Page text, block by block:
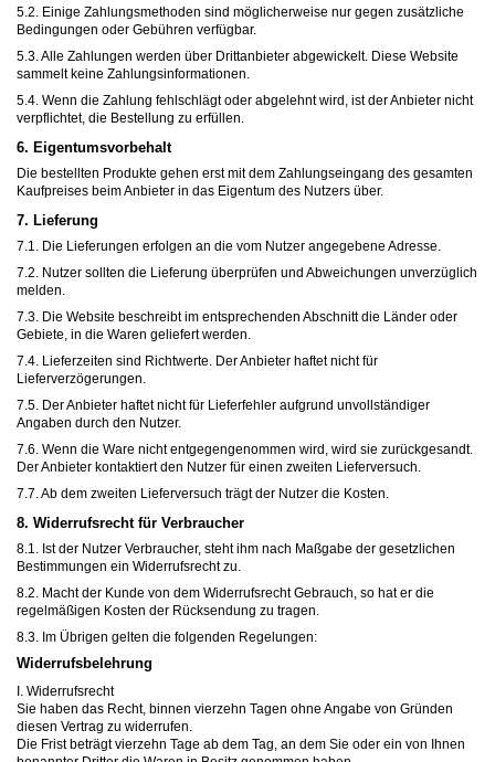
5.2. Einige Zahlungsmethoden sind möglicherweise nur gegen zusätzliche
Bedingungen oder Gebühren verfügbar.
5.3. Alle Zahlungen werden über Drittanbieter abgewickelt. Diese Website
sammelt keine Zahlungsinformationen.
5.4. Wenn die Zahlung fehlschlägt oder abgelehnt wird, ist der Anbieter nicht
verpflichtet, die Bestellung zu erfüllen.
6. Eigentumsvorbehalt
Die bestellten Produkte gehen erst mit dem Zahlungseingang des gesamten
Kaufpreises beim Anbieter in das Eigentum des Nutzers über.
7. Lieferung
7.1. Die Lieferungen erfolgen an die vom Nutzer angegebene Adresse.
7.2. Nutzer sollten die Lieferung überprüfen und Abweichungen unverzüglich
melden.
7.3. Die Website beschreibt im entsprechenden Abschnitt die Länder oder
Gebiete, in die Waren geliefert werden.
7.4. Lieferzeiten sind Richtwerte. Der Anbieter haftet nicht für
Lieferverzögerungen.
7.5. Der Anbieter haftet nicht für Lieferfehler aufgrund unvollständiger
Angaben durch den Nutzer.
7.6. Wenn die Ware nicht entgegengenommen wird, wird sie zurückgesandt.
Der Anbieter kontaktiert den Nutzer für einen zweiten Lieferversuch.
7.7. Ab dem zweiten Lieferversuch trägt der Nutzer die Kosten.
8. Widerrufsrecht für Verbraucher
8.1. Ist der Nutzer Verbraucher, steht ihm nach Maßgabe der gesetzlichen
Bestimmungen ein Widerrufsrecht zu.
8.2. Macht der Kunde von dem Widerrufsrecht Gebrauch, so hat er die
regelmäßigen Kosten der Rücksendung zu tragen.
8.3. Im Übrigen gelten die folgenden Regelungen:
Widerrufsbelehrung
I. Widerrufsrecht
Sie haben das Recht, binnen vierzehn Tagen ohne Angabe von Gründen
diesen Vertrag zu widerrufen.
Die Frist beträgt vierzehn Tage ab dem Tag, an dem Sie oder ein von Ihnen